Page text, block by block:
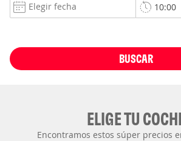
BUSCAR
ELIGE TU
Encontramos estos súper precios